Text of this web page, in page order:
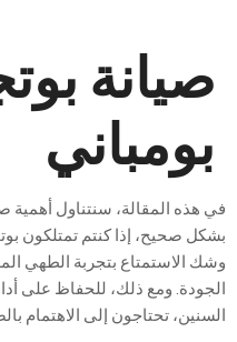
المقالة، سنتناول أهمية صيانة
صحيح، إذا كنتم تمتلكون
الاستمتاع بتجربة الطهي المذهلة
ومع ذلك، للحفاظ على أداء هذا
تحتاجون إلى الاهتمام